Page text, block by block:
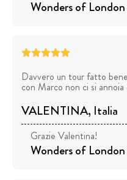
Wonders of
Davvero un tour fatto
con Marco non ci si
VALENTINA, Italia
Grazie Valentina!
Wonders of